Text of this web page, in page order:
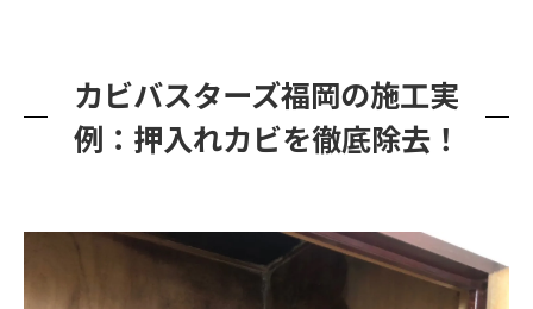
カビバスターズ福岡の施工実
例：押入れカビを徹底除去！